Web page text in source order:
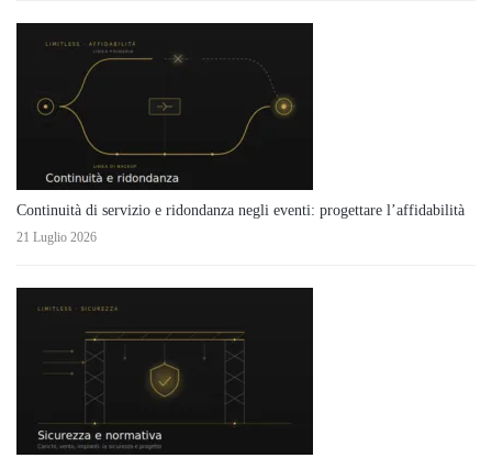
Continuità di servizio e ridondanza negli eventi: progettare l’affidabilità
21 Luglio 2026